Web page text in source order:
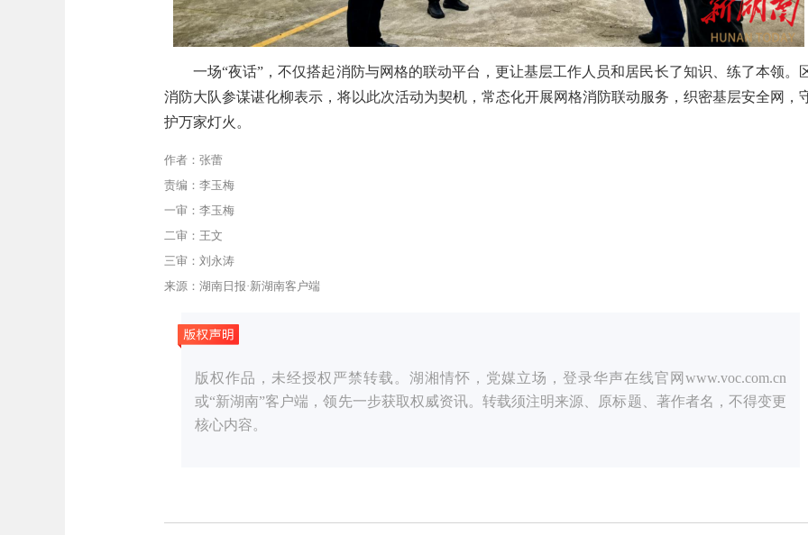
一场“夜话”，不仅搭起消防与网格的联动平台，更让基层工作人员和居民长了知识、练了本领。
消防大队参谋谌化柳表示，将以此次活动为契机，常态化开展网格消防联动服务，织密基层安全网，
护万家灯火。
作者：张蕾
责编：李玉梅
一审：李玉梅
二审：王文
三审：刘永涛
来源：湖南日报·新湖南客户端
版权作品，未经授权严禁转载。湖湘情怀，党媒立场，登录华声在线官网www.voc.com.cn
或“新湖南”客户端，领先一步获取权威资讯。转载须注明来源、原标题、著作者名，不得变更
核心内容。